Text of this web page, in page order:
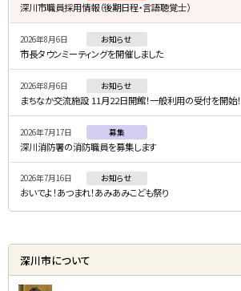
・
メ
ニ
ュ
ー
深川市職員採用情報（後期日程・言語聴覚士）
2026年8月6日 お知らせ
市長タウンミーティングを開催しました
2026年8月6日 お知らせ
まちなか交流施設 11月22日開館！一般利用の受付を開始！
2026年7月17日 募集
深川消防署の消防職員を募集します
2026年7月16日 お知らせ
おいでよ！あつまれ！あみあみこども祭り
深川市について